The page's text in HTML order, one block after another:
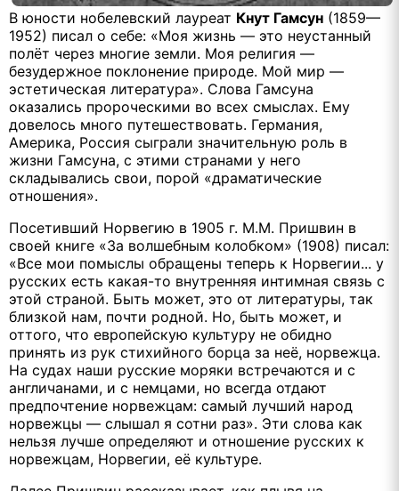
В юности нобелевский лауреат Кнут Гамсун (1859—
1952) писал о себе: «Моя жизнь — это неустанный
полёт через многие земли. Моя религия —
безудержное поклонение природе. Мой мир —
эстетическая литература». Слова Гамсуна
оказались пророческими во всех смыслах. Ему
довелось много путешествовать. Германия,
Америка, Россия сыграли значительную роль в
жизни Гамсуна, с этими странами у него
складывались свои, порой «драматические
отношения».
Посетивший Норвегию в 1905 г. М.М. Пришвин в
своей книге «За волшебным колобком» (1908) писал:
«Все мои помыслы обращены теперь к Норвегии... у
русских есть какая-то внутренняя интимная связь с
этой страной. Быть может, это от литературы, так
близкой нам, почти родной. Но, быть может, и
оттого, что европейскую культуру не обидно
принять из рук стихийного борца за неё, норвежца.
На судах наши русские моряки встречаются и с
англичанами, и с немцами, но всегда отдают
предпочтение норвежцам: самый лучший народ
норвежцы — слышал я сотни раз». Эти слова как
нельзя лучше определяют и отношение русских к
норвежцам, Норвегии, её культуре.